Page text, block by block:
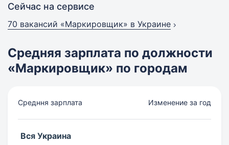
Сейчас на сервисе
70 вакансий «Маркировщик» в Украине
Средняя зарплата по должности
«Маркировщик» по городам
Средння зарплата Изменение за год
Вся Украина